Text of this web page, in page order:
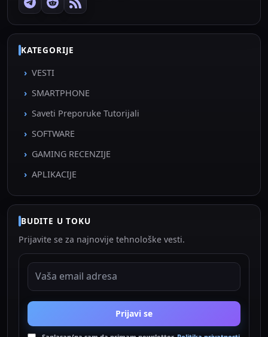
KATEGORIJE
VESTI
SMARTPHONE
Saveti Preporuke Tutorijali
SOFTWARE
GAMING RECENZIJE
APLIKACIJE
BUDITE U TOKU
Prijavite se za najnovije tehnološke vesti.
EMAIL ADRESA
Prijavi se